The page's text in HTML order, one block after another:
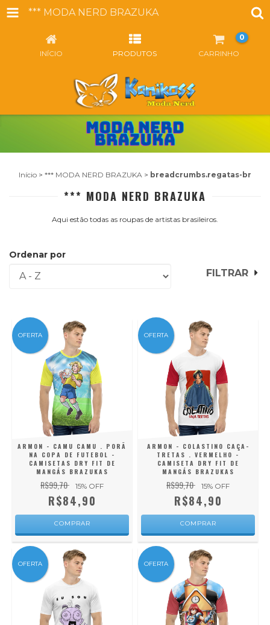
*** MODA NERD BRAZUKA
INÍCIO PRODUTOS CARRINHO
0
Início > *** MODA NERD BRAZUKA > breadcrumbs.regatas-br
*** MODA NERD BRAZUKA
Aqui estão todas as roupas de artistas brasileiros.
Ordenar por
FILTRAR
OFERTA
ARMON - CAMU CAMU . PORÃ
NA COPA DE FUTEBOL -
CAMISETAS DRY FIT DE
MANGÁS BRAZUKAS
R$99,70 15% OFF
R$84,90
COMPRAR
OFERTA
ARMON - COLASTINO CAÇA-
TRETAS . VERMELHO -
CAMISETA DRY FIT DE
MANGÁS BRAZUKAS
R$99,70 15% OFF
R$84,90
COMPRAR
OFERTA OFERTA